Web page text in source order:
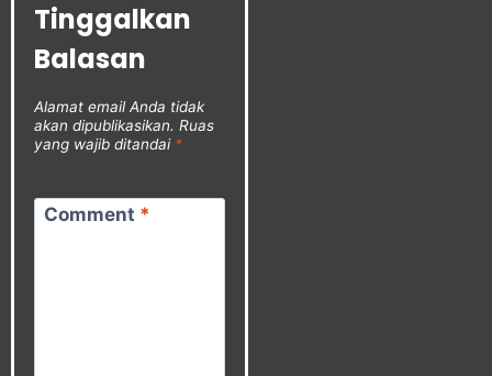
Tinggalkan
Balasan
Alamat email Anda tidak
akan dipublikasikan. Ruas
yang wajib ditandai *
Comment *